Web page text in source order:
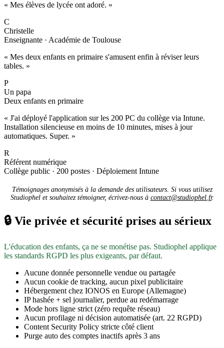
« Mes élèves de lycée ont adoré. »
C
Christelle
Enseignante · Académie de Toulouse
« Mes deux enfants en primaire s'amusent enfin à réviser leurs
tables. »
P
Un papa
Deux enfants en primaire
« J'ai déployé l'application sur les 200 PC du collège via Intune.
Installation silencieuse en moins de 10 minutes, mises à jour
automatiques. Super. »
R
Référent numérique
Collège public · 200 postes · Déploiement Intune
Témoignages anonymisés à la demande des utilisateurs. Si vous utilisez
Studiophel et souhaitez témoigner, écrivez-nous à contact@studiophel.fr.
🔒 Vie privée et sécurité prises au sérieux
L'éducation des enfants, ça ne se monétise pas. Studiophel applique
les standards RGPD les plus exigeants, par défaut.
Aucune donnée personnelle vendue ou partagée
Aucun cookie de tracking, aucun pixel publicitaire
Hébergement chez IONOS en Europe (Allemagne)
IP hashée + sel journalier, perdue au redémarrage
Mode hors ligne strict (zéro requête réseau)
Aucun profilage ni décision automatisée (art. 22 RGPD)
Content Security Policy stricte côté client
Purge auto des comptes inactifs après 3 ans